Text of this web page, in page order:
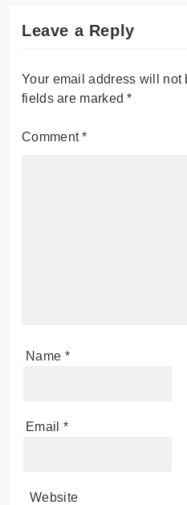
Leave a Reply
Your email address will not
fields are marked*
Comment*
Name *
Email *
Website